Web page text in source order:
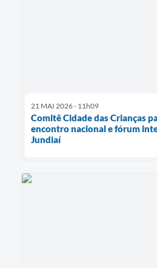
21 MAI 2026 - 11h09
Comitê Cidade das Crianças
encontro nacional e fórum
Jundiaí